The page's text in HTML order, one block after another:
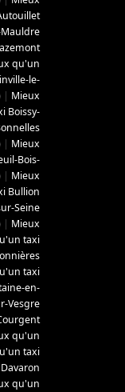
qu'un
le-
| Mieux
Boissy-
| Mieux
Bois-
| Mieux
Bullion
Seine
| Mieux
taxi
taxi
en-
Vesgre
qu'un
taxi
qu'un